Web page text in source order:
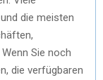
die meisten
Sie noch
die verfügbaren